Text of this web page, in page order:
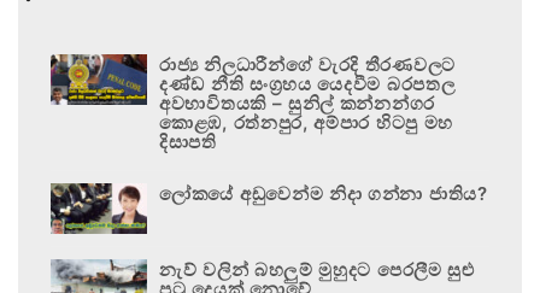
රාජ්‍ය නිලධාරීන්ගේ වැරදි තීරණවලට
දණ්ඩ නීති සංග්‍රහය යෙදවීම බරපතල
අවභාවිතයකි – සුනිල් කන්නන්ගර
කොළඹ, රත්නපුර, අම්පාර හිටපු මහ
දිසාපති
ලෝකයේ අඩුවෙන්ම නිදා ගන්නා ජාතිය?
නැව් වලින් බහලුම් මුහුදට පෙරලීම සුළු